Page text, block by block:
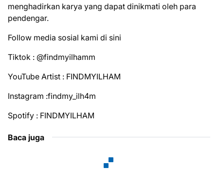
menghadirkan karya yang dapat dinikmati oleh para
pendengar.
Follow media sosial kami di sini
Tiktok : @findmyilhamm
YouTube Artist : FINDMYILHAM
Instagram :findmy_ilh4m
Spotify : FINDMYILHAM
Baca juga